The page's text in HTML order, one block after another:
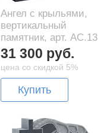
Ангел с крыльями,
вертикальный
памятник, арт. AC.13
31 300 руб.
цена со скидкой 5%
Купить